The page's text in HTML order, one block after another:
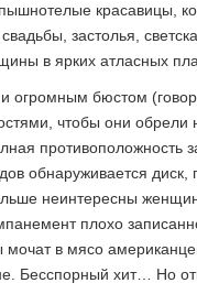
красавицы,
застолья,
в ярких атласных
бюстом
чтобы они
противоположность
обнаруживается
неинтересны
плохо
в мясо
Бесспорный хит… Но